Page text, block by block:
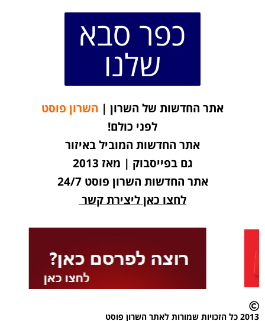
כפר סבא
שלנו
אתר החדשות של השרון | השרון פוסט
לפני כולם!
אתר החדשות המוביל באיזור
גם בפייסבוק | מאז 2013
אתר החדשות השרון פוסט 24/7
לחצו כאן ליצירת קשר
2013 כל הזכויות שמורות לאתר השרון פוסט